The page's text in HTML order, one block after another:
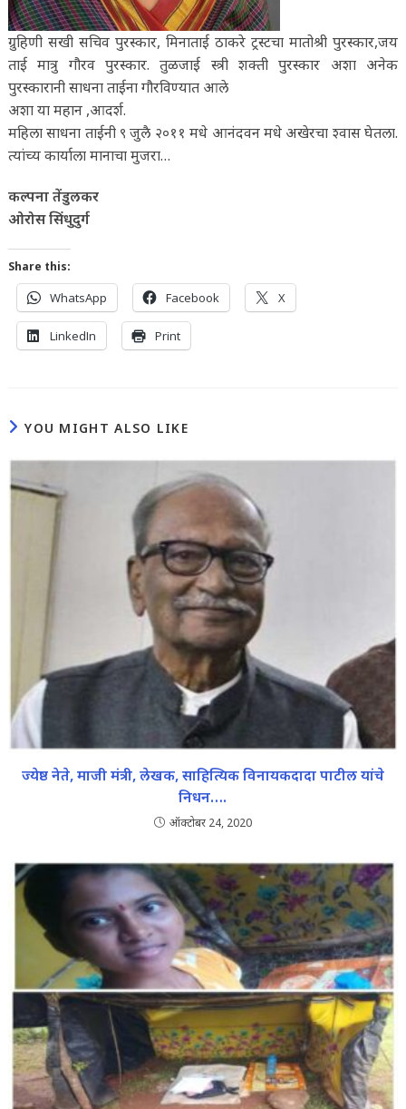
ग्रुहिणी सखी सचिव पुरस्कार, मिनाताई ठाकरे ट्रस्टचा मातोश्री पुरस्कार,जय
ताई मात्रु गौरव पुरस्कार. तुळजाई स्त्री शक्ती पुरस्कार अशा अनेक
पुरस्कारानी साधना ताईना गौरविण्यात आले
अशा या महान ,आदर्श.
महिला साधना ताईनी ९ जुलै २०११ मधे आनंदवन मधे अखेरचा श्वास घेतला.
त्यांच्य कार्याला मानाचा मुजरा…
कल्पना तेंडुलकर
ओरोस सिंधुदुर्ग
Share this:
WhatsApp Facebook X
LinkedIn Print
YOU MIGHT ALSO LIKE
ज्येष्ठ नेते, माजी मंत्री, लेखक, साहित्यिक विनायकदादा पाटील यांचे
निधन….
ऑक्टोबर 24, 2020